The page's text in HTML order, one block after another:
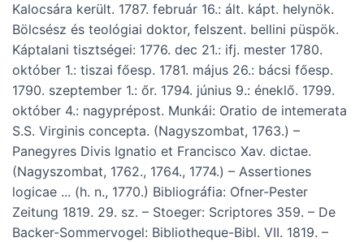
Kalocsára került. 1787. február 16.: ált. kápt. helynök.
Bölcsész és teológiai doktor, felszent. bellini püspök.
Káptalani tisztségei: 1776. dec 21.: ifj. mester 1780.
október 1.: tiszai főesp. 1781. május 26.: bácsi főesp.
1790. szeptember 1.: őr. 1794. június 9.: éneklő. 1799.
október 4.: nagyprépost. Munkái: Oratio de intemerata
S.S. Virginis concepta. (Nagyszombat, 1763.) –
Panegyres Divis Ignatio et Francisco Xav. dictae.
(Nagyszombat, 1762., 1764., 1774.) – Assertiones
logicae ... (h. n., 1770.) Bibliográfia: Ofner-Pester
Zeitung 1819. 29. sz. – Stoeger: Scriptores 359. – De
Backer-Sommervogel: Bibliotheque-Bibl. VII. 1819. –